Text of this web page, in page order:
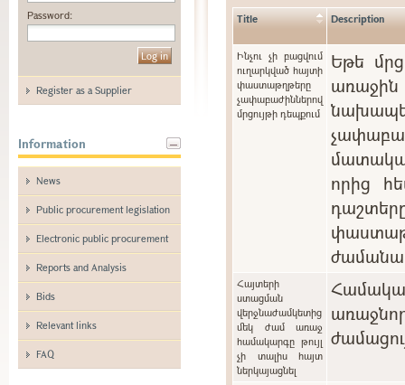
Password:
Register as a Supplier
Information
News
Public procurement legislation
Electronic public procurement
Reports and Analysis
Bids
Relevant links
FAQ
Title Description
Ինչու չի բացվում
ուղարկված հայտի
փաստաթղթերը
չափաբաժիններով
մրցույթի դեպքում
Եթե
առաջին
որից
Հայտերի
ստացման
վերջնաժամկետից
մեկ ժամ առաջ
համակարգը թույլ
չի տալիս հայտ
ներկայացնել